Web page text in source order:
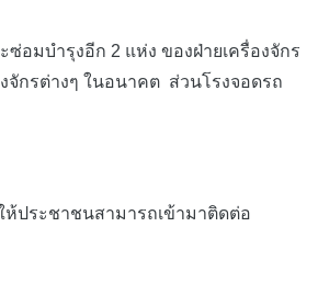
มบำรุงอีก 2 แห่ง ของฝ่ายเครื่องจักร
จักรต่างๆ ในอนาคต ส่วนโรงจอดรถ
ประชาชนสามารถเข้ามาติดต่อ